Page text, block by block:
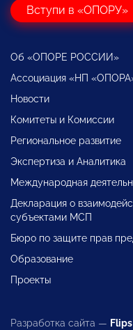
Вступи в «ОПОРУ»
Об «ОПОРЕ РОССИИ»
Ассоциация «НП
Новости
Комитеты и Комиссии
Региональное развитие
Экспертиза и Аналитика
Международная
Декларация о
субъектами МСП
Бюро по защите прав
Образование
Проекты
Разработка сайта — Flips